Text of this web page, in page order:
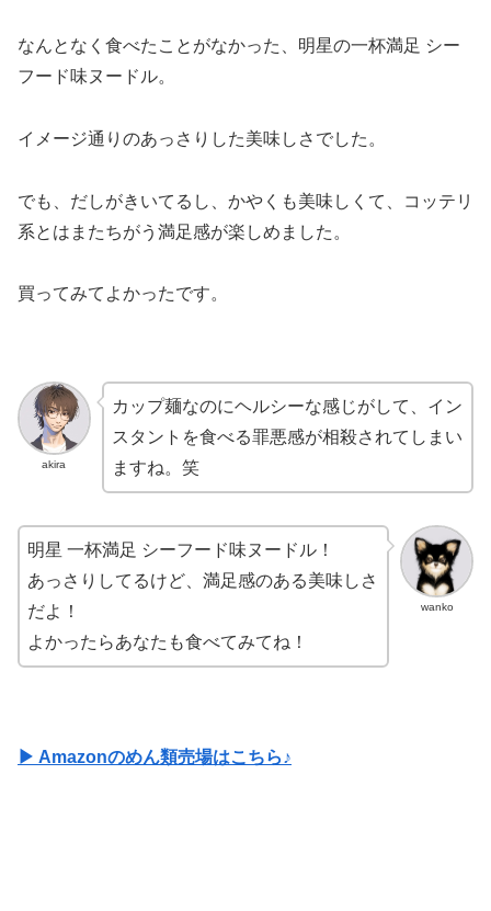
なんとなく食べたことがなかった、明星の一杯満足 シー
フード味ヌードル。
イメージ通りのあっさりした美味しさでした。
でも、だしがきいてるし、かやくも美味しくて、コッテリ
系とはまたちがう満足感が楽しめました。
買ってみてよかったです。
akira
カップ麺なのにヘルシーな感じがして、イン
スタントを食べる罪悪感が相殺されてしまい
ますね。笑
wanko
明星 一杯満足 シーフード味ヌードル！
あっさりしてるけど、満足感のある美味しさ
だよ！
よかったらあなたも食べてみてね！
▶ Amazonのめん類売場はこちら♪